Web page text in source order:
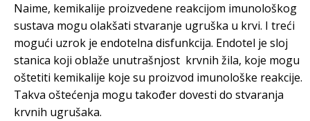
Naime, kemikalije proizvedene reakcijom imunološkog
sustava mogu olakšati stvaranje ugruška u krvi. I treći
mogući uzrok je endotelna disfunkcija. Endotel je sloj
stanica koji oblaže unutrašnjost krvnih žila, koje mogu
oštetiti kemikalije koje su proizvod imunološke reakcije.
Takva oštećenja mogu također dovesti do stvaranja
krvnih ugrušaka.